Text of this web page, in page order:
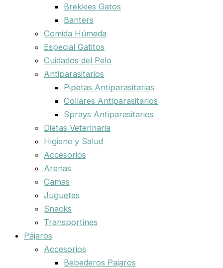
Brekkies Gatos
Banters
Comida Húmeda
Especial Gatitos
Cuidados del Pelo
Antiparasitarios
Pipetas Antiparasitarias
Collares Antiparasitarios
Sprays Antiparasitarios
Dietas Veterinaria
Higiene y Salud
Accesorios
Arenas
Camas
Juguetes
Snacks
Transportines
Pájaros
Accesorios
Bebederos Pajaros